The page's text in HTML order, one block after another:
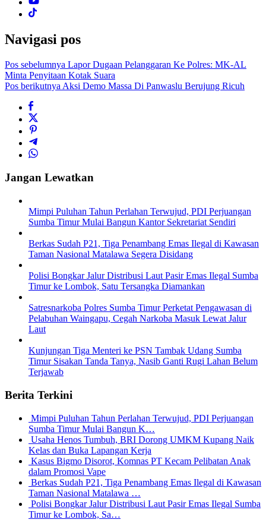
Navigasi pos
Pos sebelumnya Lapor Dugaan Pelanggaran Ke Polres: MK-AL
Minta Penyitaan Kotak Suara
Pos berikutnya Aksi Demo Massa Di Panwaslu Berujung Ricuh
Jangan Lewatkan
Mimpi Puluhan Tahun Perlahan Terwujud, PDI Perjuangan
Sumba Timur Mulai Bangun Kantor Sekretariat Sendiri
Berkas Sudah P21, Tiga Penambang Emas Ilegal di Kawasan
Taman Nasional Matalawa Segera Disidang
Polisi Bongkar Jalur Distribusi Laut Pasir Emas Ilegal Sumba
Timur ke Lombok, Satu Tersangka Diamankan
Satresnarkoba Polres Sumba Timur Perketat Pengawasan di
Pelabuhan Waingapu, Cegah Narkoba Masuk Lewat Jalur
Laut
Kunjungan Tiga Menteri ke PSN Tambak Udang Sumba
Timur Sisakan Tanda Tanya, Nasib Ganti Rugi Lahan Belum
Terjawab
Berita Terkini
Mimpi Puluhan Tahun Perlahan Terwujud, PDI Perjuangan
Sumba Timur Mulai Bangun K…
Usaha Henos Tumbuh, BRI Dorong UMKM Kupang Naik
Kelas dan Buka Lapangan Kerja
Kasus Bigmo Disorot, Komnas PT Kecam Pelibatan Anak
dalam Promosi Vape
Berkas Sudah P21, Tiga Penambang Emas Ilegal di Kawasan
Taman Nasional Matalawa …
Polisi Bongkar Jalur Distribusi Laut Pasir Emas Ilegal Sumba
Timur ke Lombok, Sa…